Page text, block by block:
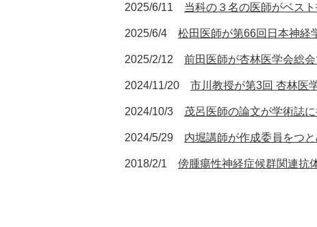
2025/6/11 当科の３名の医師がベス
2025/6/4​ 松田医師が第66回日本神経
2025/2/12 前田医師が杏林医学会総
2024/11/20 市川教授が第3回 杏林医
2024/10/3 茂呂医師の論文が学術誌
2024/5/29​ 内堀講師が作成委員をつ
2018/2/1​ 傍腫瘍性神経症候群関連抗